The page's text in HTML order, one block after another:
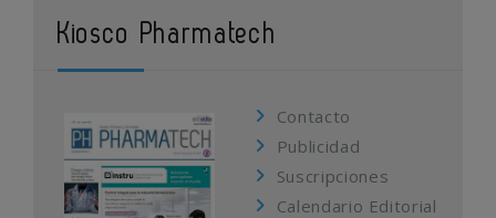
Kiosco Pharmatech
Contacto
Publicidad
Suscripciones
Calendario Editorial